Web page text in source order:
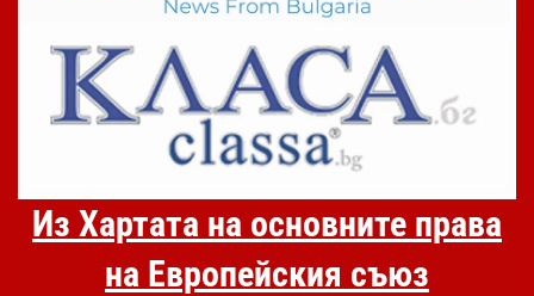
Из Хартата на основните права
на Европейския съюз